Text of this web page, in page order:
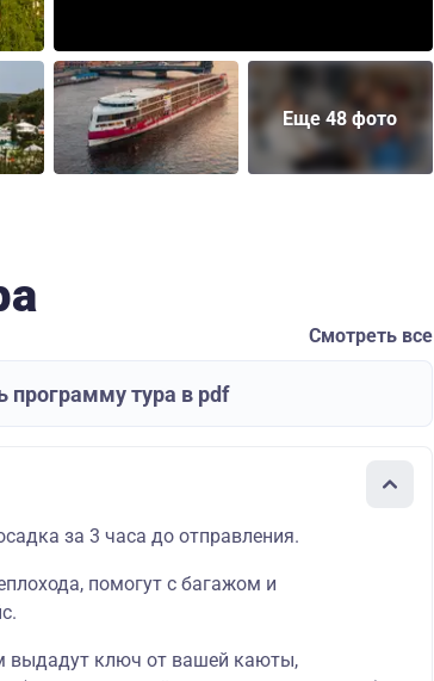
Еще 48 фото
Смотреть все
программу тура в pdf
за 3 часа до отправления.
помогут с багажом и
выдадут ключ от вашей каюты,